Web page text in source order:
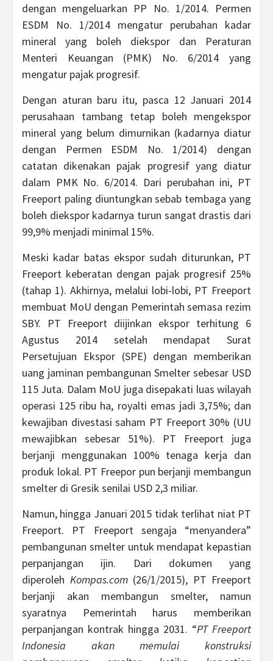
dengan mengeluarkan PP No. 1/2014. Permen
ESDM No. 1/2014 mengatur perubahan kadar
mineral yang boleh diekspor dan Peraturan
Menteri Keuangan (PMK) No. 6/2014 yang
mengatur pajak progresif.
Dengan aturan baru itu, pasca 12 Januari 2014
perusahaan tambang tetap boleh mengekspor
mineral yang belum dimurnikan (kadarnya diatur
dengan Permen ESDM No. 1/2014) dengan
catatan dikenakan pajak progresif yang diatur
dalam PMK No. 6/2014. Dari perubahan ini, PT
Freeport paling diuntungkan sebab tembaga yang
boleh diekspor kadarnya turun sangat drastis dari
99,9% menjadi minimal 15%.
Meski kadar batas ekspor sudah diturunkan, PT
Freeport keberatan dengan pajak progresif 25%
(tahap 1). Akhirnya, melalui lobi-lobi, PT Freeport
membuat MoU dengan Pemerintah semasa rezim
SBY. PT Freeport diijinkan ekspor terhitung 6
Agustus 2014 setelah mendapat Surat
Persetujuan Ekspor (SPE) dengan memberikan
uang jaminan pembangunan Smelter sebesar USD
115 Juta. Dalam MoU juga disepakati luas wilayah
operasi 125 ribu ha, royalti emas jadi 3,75%; dan
kewajiban divestasi saham PT Freeport 30% (UU
mewajibkan sebesar 51%). PT Freeport juga
berjanji menggunakan 100% tenaga kerja dan
produk lokal. PT Freepor pun berjanji membangun
smelter di Gresik senilai USD 2,3 miliar.
Namun, hingga Januari 2015 tidak terlihat niat PT
Freeport. PT Freeport sengaja “menyandera”
pembangunan smelter untuk mendapat kepastian
perpanjangan ijin. Dari dokumen yang
diperoleh Kompas.com(26/1/2015), PT Freeport
berjanji akan membangun smelter, namun
syaratnya Pemerintah harus memberikan
perpanjangan kontrak hingga 2031. “PT Freeport
Indonesia akan memulai konstruksi